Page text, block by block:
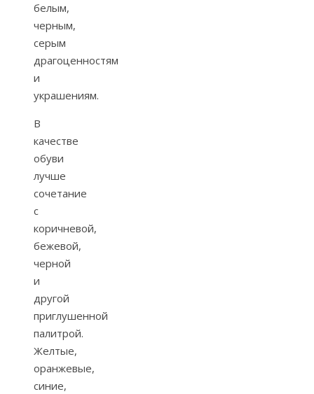
белым,
черным,
серым
драгоценностям
и
украшениям.
В
качестве
обуви
лучше
сочетание
с
коричневой,
бежевой,
черной
и
другой
приглушенной
палитрой.
Желтые,
оранжевые,
синие,